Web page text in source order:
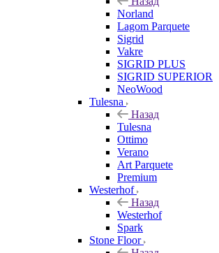
Norland
Lagom Parquete
Sigrid
Vakre
SIGRID PLUS
SIGRID SUPERIOR
NeoWood
Tulesna
Назад
Tulesna
Ottimo
Verano
Art Parquete
Premium
Westerhof
Назад
Westerhof
Spark
Stone Floor